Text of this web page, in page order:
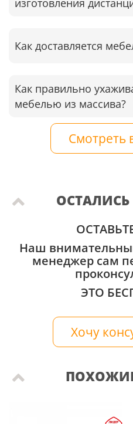
Как доставляется
Как правильно
мебелью из массива?
Смотреть
Наш
менеджер сам
ЭТО
Хочу